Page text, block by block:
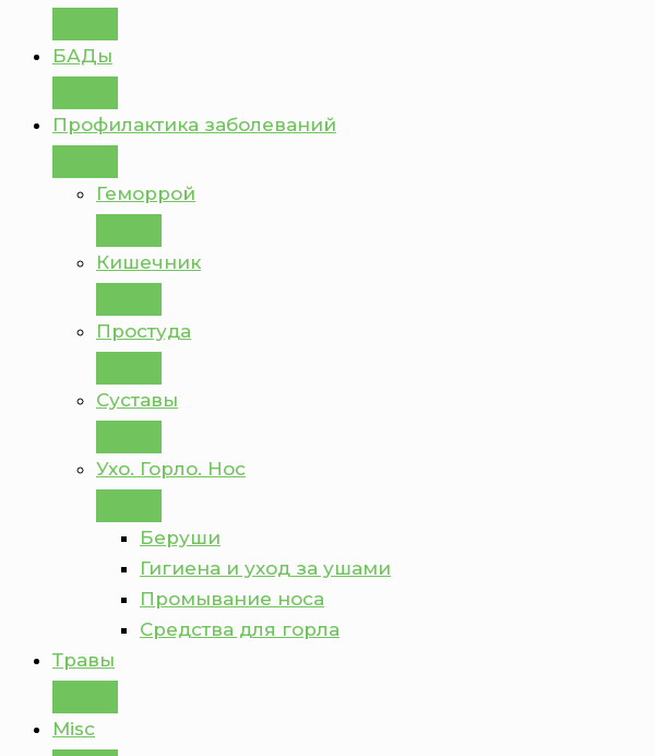
БАДы
Профилактика заболеваний
Геморрой
Кишечник
Простуда
Суставы
Ухо. Горло. Нос
Беруши
Гигиена и уход за ушами
Промывание носа
Средства для горла
Травы
Misc